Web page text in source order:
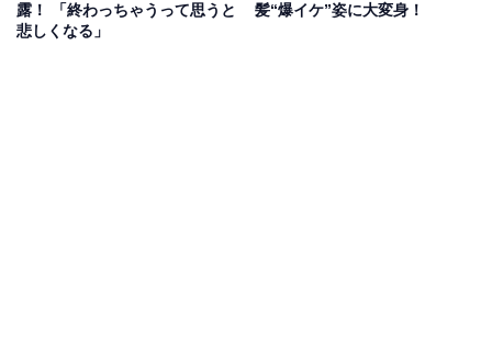
露！ 「終わっちゃうって思うと
悲しくなる」
髪“爆イケ”姿に大変身！